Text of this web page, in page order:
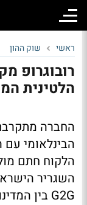
ראשי שוק ההון
רובוגרופ
הלטינית המוערך ב-
החברה
הבינלאומי
הלקוח חתם
השגריר
G2G בין המדינות, המניה מזנקת ב-68%